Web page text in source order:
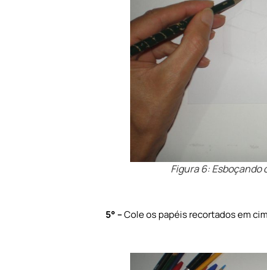
Figura 6: Esboçando
5° –Cole os papéis recortados em